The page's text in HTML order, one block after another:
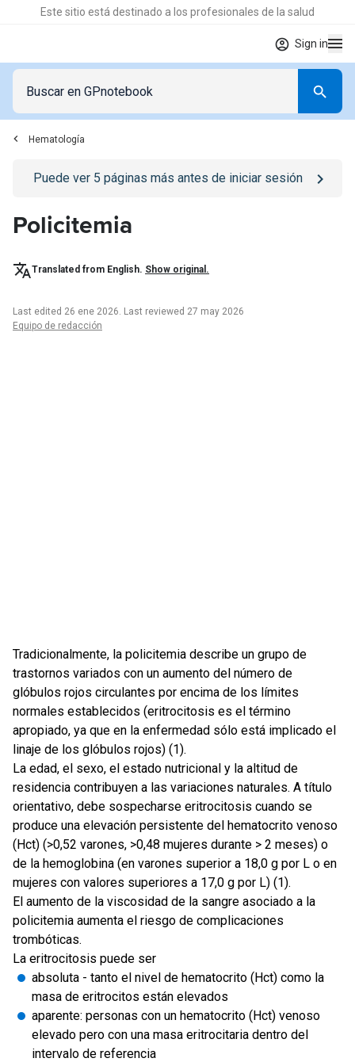
Este sitio está destinado a los profesionales de la salud
Sign in
Hematología
Go to/iniciar-sesionpage
Puede ver 5 páginas más antes de iniciar sesión
Policitemia
Translated from English. Show original.
Last edited 26 ene 2026. Last reviewed 27 may 2026
Equipo de redacción
Tradicionalmente, la policitemia describe un grupo de
trastornos variados con un aumento del número de
glóbulos rojos circulantes por encima de los límites
normales establecidos (eritrocitosis es el término
apropiado, ya que en la enfermedad sólo está implicado el
linaje de los glóbulos rojos) (1).
La edad, el sexo, el estado nutricional y la altitud de
residencia contribuyen a las variaciones naturales. A título
orientativo, debe sospecharse eritrocitosis cuando se
produce una elevación persistente del hematocrito venoso
(Hct) (>0,52 varones, >0,48 mujeres durante > 2 meses) o
de la hemoglobina (en varones superior a 18,0 g por L o en
mujeres con valores superiores a 17,0 g por L) (1).
El aumento de la viscosidad de la sangre asociado a la
policitemia aumenta el riesgo de complicaciones
trombóticas.
La eritrocitosis puede ser
absoluta - tanto el nivel de hematocrito (Hct) como la
masa de eritrocitos están elevados
aparente: personas con un hematocrito (Hct) venoso
elevado pero con una masa eritrocitaria dentro del
intervalo de referencia